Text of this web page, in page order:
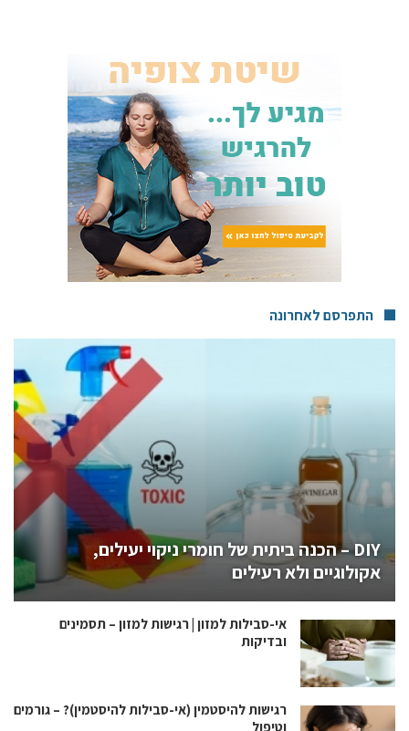
התפרסם לאחרונה
DIY – הכנה ביתית של חומרי ניקוי יעילים,
אקולוגיים ולא רעילים
אי-סבילות למזון | רגישות למזון – תסמינים
ובדיקות
רגישות להיסטמין (אי-סבילות להיסטמין)? – גורמים
וטיפול